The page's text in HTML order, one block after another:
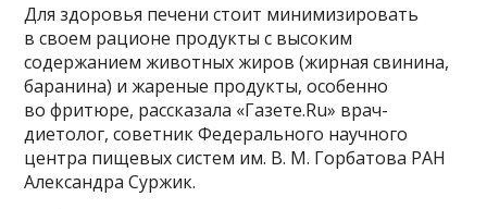
Для здоровья печени стоит минимизировать
в своем рационе продукты с высоким
содержанием животных жиров (жирная свинина,
баранина) и жареные продукты, особенно
во фритюре, рассказала «Газете.Ru» врач-
диетолог, советник Федерального научного
центра пищевых систем им. В. М. Горбатова РАН
Александра Суржик.